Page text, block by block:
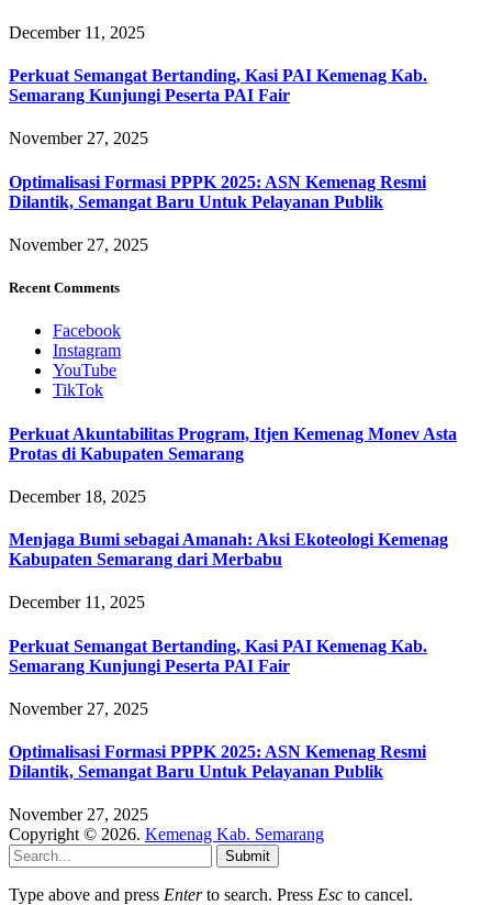
December 11, 2025
Perkuat Semangat Bertanding, Kasi PAI Kemenag Kab.
Semarang Kunjungi Peserta PAI Fair
November 27, 2025
Optimalisasi Formasi PPPK 2025: ASN Kemenag Resmi
Dilantik, Semangat Baru Untuk Pelayanan Publik
November 27, 2025
Recent Comments
Facebook
Instagram
YouTube
TikTok
Perkuat Akuntabilitas Program, Itjen Kemenag Monev Asta
Protas di Kabupaten Semarang
December 18, 2025
Menjaga Bumi sebagai Amanah: Aksi Ekoteologi Kemenag
Kabupaten Semarang dari Merbabu
December 11, 2025
Perkuat Semangat Bertanding, Kasi PAI Kemenag Kab.
Semarang Kunjungi Peserta PAI Fair
November 27, 2025
Optimalisasi Formasi PPPK 2025: ASN Kemenag Resmi
Dilantik, Semangat Baru Untuk Pelayanan Publik
November 27, 2025
Copyright © 2026. Kemenag Kab. Semarang
Submit
Type above and press Enterto search. Press Esc to cancel.